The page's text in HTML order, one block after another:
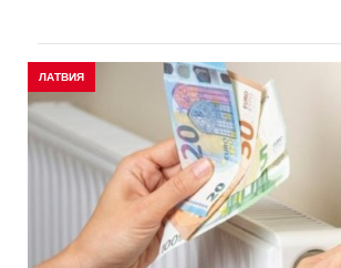
ЛАТВИЯ